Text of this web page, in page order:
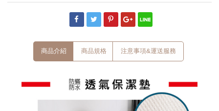
商品介紹 商品規格 注意事項&運送服務